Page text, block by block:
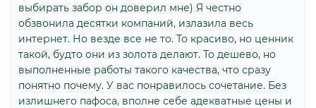
выбирать забор он доверил мне) Я честно
обзвонила десятки компаний, излазила весь
интернет. Но везде все не то. То красиво, но ценник
такой, будто они из золота делают. То дешево, но
выполненные работы такого качества, что сразу
понятно почему. У вас понравилось сочетание. Без
излишнего пафоса, вполне себе адекватные цены и